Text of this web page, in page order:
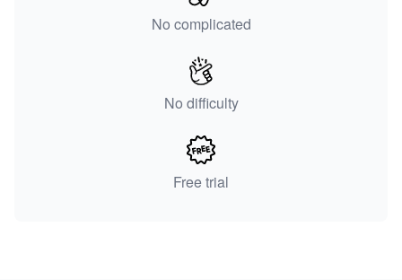
No complicated
No difficulty
Free trial